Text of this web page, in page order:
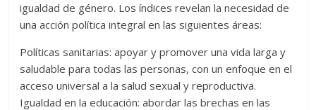
igualdad de género. Los índices revelan la necesidad de
una acción política integral en las siguientes áreas:
Políticas sanitarias: apoyar y promover una vida larga y
saludable para todas las personas, con un enfoque en el
acceso universal a la salud sexual y reproductiva.
Igualdad en la educación: abordar las brechas en las